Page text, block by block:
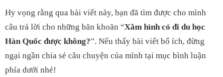
Hy vọng rằng qua bài viết này, bạn đã tìm được cho mình
câu trả lời cho những băn khoăn “Xăm hình có đi du học
Hàn Quốc được không?”. Nếu thấy bài viết bổ ích, đừng
ngại ngần chia sẻ câu chuyện của mình tại mục bình luận
phía dưới nhé!